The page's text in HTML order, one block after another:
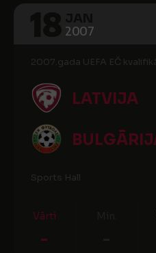
2007
2007.gada UEFA EČ
LATVIJA
Sports Hall
Vārti
-